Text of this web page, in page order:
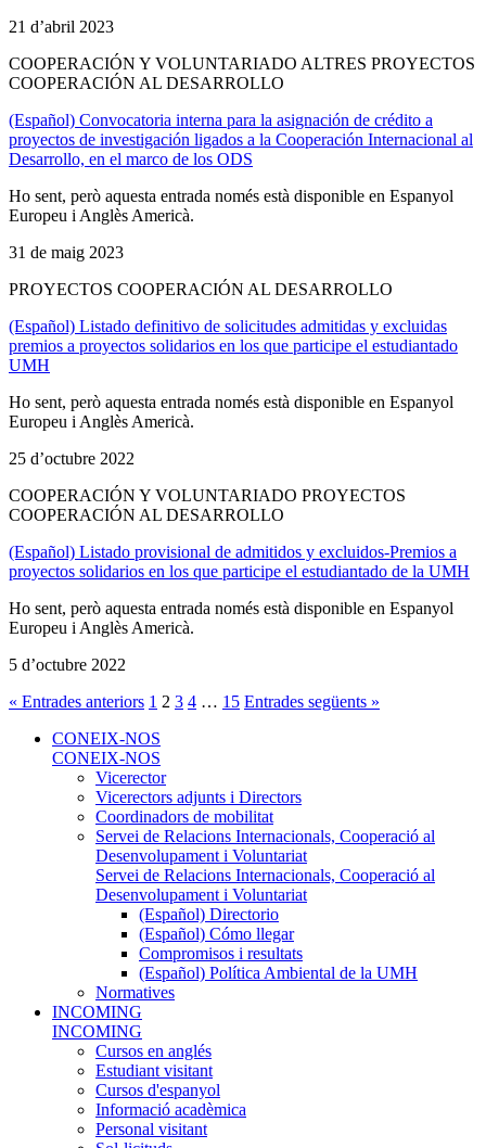
21 d’abril 2023
COOPERACIÓN Y VOLUNTARIADO ALTRES PROYECTOS
COOPERACIÓN AL DESARROLLO
(Español) Convocatoria interna para la asignación de crédito a
proyectos de investigación ligados a la Cooperación Internacional al
Desarrollo, en el marco de los ODS
Ho sent, però aquesta entrada només està disponible en Espanyol
Europeu i Anglès Americà.
31 de maig 2023
PROYECTOS COOPERACIÓN AL DESARROLLO
(Español) Listado definitivo de solicitudes admitidas y excluidas
premios a proyectos solidarios en los que participe el estudiantado
UMH
Ho sent, però aquesta entrada només està disponible en Espanyol
Europeu i Anglès Americà.
25 d’octubre 2022
COOPERACIÓN Y VOLUNTARIADO PROYECTOS
COOPERACIÓN AL DESARROLLO
(Español) Listado provisional de admitidos y excluidos-Premios a
proyectos solidarios en los que participe el estudiantado de la UMH
Ho sent, però aquesta entrada només està disponible en Espanyol
Europeu i Anglès Americà.
5 d’octubre 2022
« Entrades anteriors 1 2 3 4 … 15 Entrades següents »
CONEIX-NOS
CONEIX-NOS
Vicerector
Vicerectors adjunts i Directors
Coordinadors de mobilitat
Servei de Relacions Internacionals, Cooperació al
Desenvolupament i Voluntariat
Servei de Relacions Internacionals, Cooperació al
Desenvolupament i Voluntariat
(Español) Directorio
(Español) Cómo llegar
Compromisos i resultats
(Español) Política Ambiental de la UMH
Normatives
INCOMING
INCOMING
Cursos en anglés
Estudiant visitant
Cursos d'espanyol
Informació acadèmica
Personal visitant